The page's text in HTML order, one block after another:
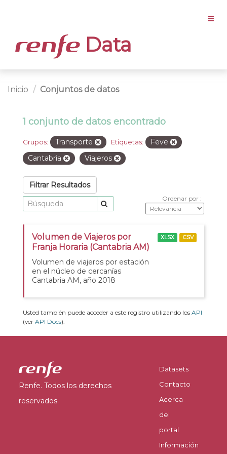
Data
Inicio Conjuntos de datos
1 conjunto de datos encontrado
Grupos: Transporte Etiquetas:
Feve
Cantabria
Viajeros
Filtrar Resultados
Ordenar por
Volumen de Viajeros por
Franja Horaria (Cantabria AM)
Volumen de viajeros por estación
en el núcleo de cercanías
Cantabria AM, año 2018
XLSX CSV
Usted también puede acceder a este registro utilizando los API
(ver API Docs).
Renfe. Todos los derechos
reservados.
Datasets
Contacto
Acerca
del
portal
Información